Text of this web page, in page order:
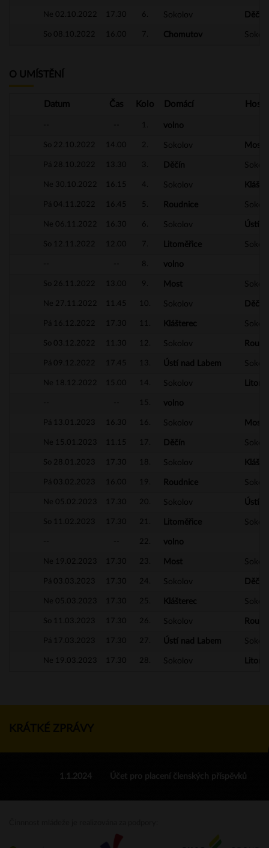
Ne 02.10.2022 17.30 6. Sokolov Děčín
So 08.10.2022 16.00 7. Chomutov
O UMÍSTĚNÍ
Datum Čas Kolo Domácí Hosté
1. volno
So 22.10.2022 14.00 2. Sokolov Most
Pá 28.10.2022 13.30 3. Děčín
Ne 30.10.2022 16.15 4. Sokolov
Pá 04.11.2022 16.45 5. Roudnice
Ne 06.11.2022 16.30 6. Sokolov Ústí
So 12.11.2022 12.00 7. Litoměřice
8. volno
So 26.11.2022 13.00 9. Most
Ne 27.11.2022 11.45 10. Sokolov Děčín
Pá 16.12.2022 17.30 11. Klášterec
So 03.12.2022 11.30 12. Sokolov
Pá 09.12.2022 17.45 13. Ústí nad Labem
Ne 18.12.2022 15.00 14. Sokolov
15. volno
Pá 13.01.2023 16.30 16. Sokolov Most
Ne 15.01.2023 11.15 17. Děčín
So 28.01.2023 17.30 18. Sokolov
Pá 03.02.2023 16.00 19. Roudnice
Ne 05.02.2023 17.30 20. Sokolov Ústí
So 11.02.2023 17.30 21. Litoměřice
22. volno
Ne 19.02.2023 17.30 23. Most
Pá 03.03.2023 17.30 24. Sokolov Děčín
Ne 05.03.2023 17.30 25. Klášterec
So 11.03.2023 17.30 26. Sokolov
Pá 17.03.2023 17.30 27. Ústí nad Labem
Ne 19.03.2023 17.30 28. Sokolov
KRÁTKÉ ZPRÁVY
1.1.2024 Účet pro placení členských příspěvků